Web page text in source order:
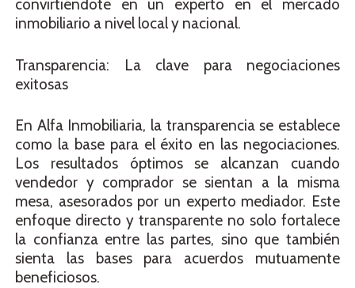
convirtiéndote en un experto en el mercado
inmobiliario a nivel local y nacional.
Transparencia: La clave para negociaciones
exitosas
En Alfa Inmobiliaria, la transparencia se establece
como la base para el éxito en las negociaciones.
Los resultados óptimos se alcanzan cuando
vendedor y comprador se sientan a la misma
mesa, asesorados por un experto mediador. Este
enfoque directo y transparente no solo fortalece
la confianza entre las partes, sino que también
sienta las bases para acuerdos mutuamente
beneficiosos.